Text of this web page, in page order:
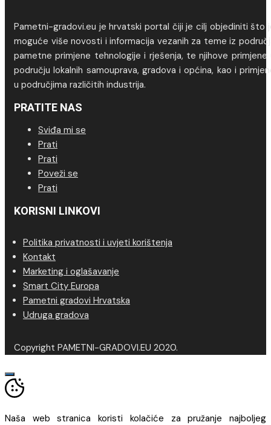
Pametni-gradovi.eu je hrvatski portal čiji je cilj objediniti što
moguće više novosti i informacija vezanih za teme iz
pametne primjene tehnologije i rješenja, te njihove primjene
području lokalnih samouprava, gradova i općina, kao i
u područjima različitih industrija.
PRATITE NAS
Sviđa mi se
Prati
Prati
Poveži se
Prati
KORISNI LINKOVI
Politika privatnosti i uvjeti korištenja
Kontakt
Marketing i oglašavanje
Smart City Europa
Pametni gradovi Hrvatska
Udruga gradova
Copyright PAMETNI-GRADOVI.EU 2020.
Naša web stranica koristi kolačiće za pružanje najboljeg